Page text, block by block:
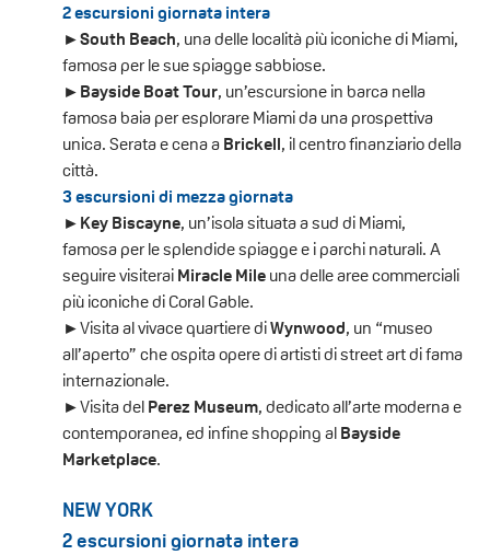
2 escursioni giornata intera
►South Beach, una delle località più iconiche di Miami,
famosa per le sue spiagge sabbiose.
►Bayside Boat Tour, un’escursione in barca nella
famosa baia per esplorare Miami da una prospettiva
unica. Serata e cena aBrickell, il centro finanziario della
città.
3 escursioni di mezza giornata
►Key Biscayne, un’isola situata a sud di Miami,
famosa per le splendide spiagge e i parchi naturali. A
seguire visiteraiMiracle Mileuna delle aree commerciali
più iconiche di Coral Gable.
►Visita al vivace quartiere diWynwood, un “museo
all’aperto” che ospita opere di artisti di street art di fama
internazionale.
►Visita delPerez Museum, dedicato all’arte moderna e
contemporanea, ed infine shopping alBayside
Marketplace.
NEW YORK
2 escursioni giornata intera